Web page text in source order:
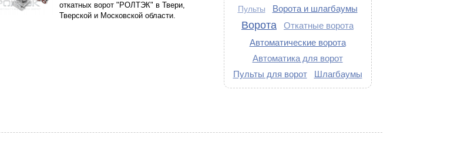
откатных ворот "РОЛТЭК" в Твери,
Тверской и Московской области.
Пульты Ворота и шлагбаумы
Ворота
Откатные ворота
Автоматические ворота
Автоматика для ворот
Пульты для ворот
Шлагбаумы